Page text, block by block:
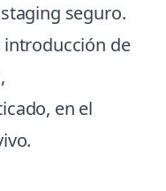
seguro.
introducción de
en el